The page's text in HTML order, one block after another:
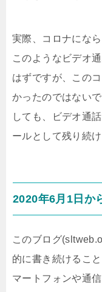
実際、コロナにな
このようなビデオ
はずですが、この
かったのではない
しても、ビデオ通
ールとして残り続
2020年6月1日か
このブログ
的に書き続けるこ
マートフォンや通